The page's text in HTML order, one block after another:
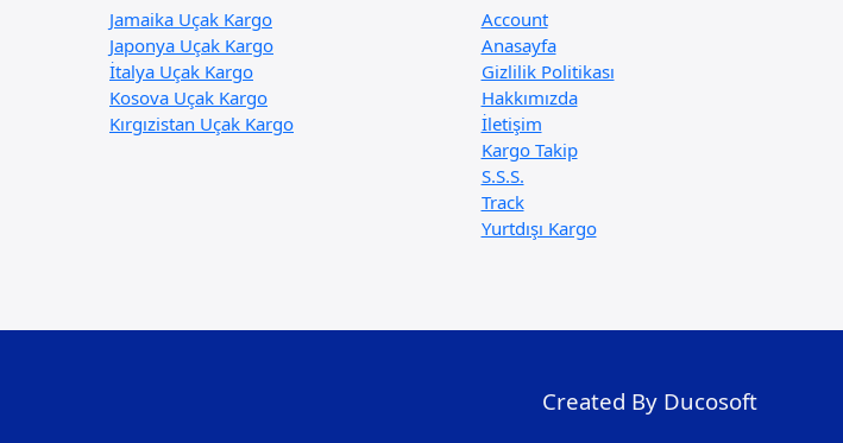
Jamaika Uçak Kargo
Japonya Uçak Kargo
İtalya Uçak Kargo
Kosova Uçak Kargo
Kırgızistan Uçak Kargo
Account
Anasayfa
Gizlilik Politikası
Hakkımızda
İletişim
Kargo Takip
S.S.S.
Track
Yurtdışı Kargo
Created By Ducosoft